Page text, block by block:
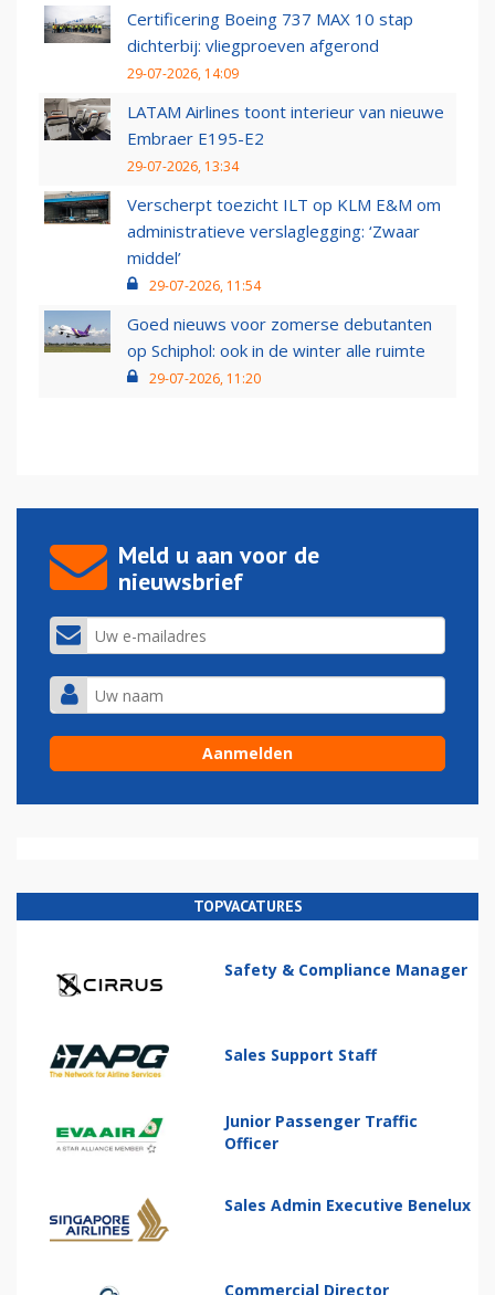
Certificering Boeing 737 MAX 10 stap
dichterbij: vliegproeven afgerond
29-07-2026, 14:09
LATAM Airlines toont interieur van nieuwe
Embraer E195-E2
29-07-2026, 13:34
Verscherpt toezicht ILT op KLM E&M om
administratieve verslaglegging: ‘Zwaar
middel’
29-07-2026, 11:54
Goed nieuws voor zomerse debutanten
op Schiphol: ook in de winter alle ruimte
29-07-2026, 11:20
Meld u aan voor de
nieuwsbrief
TOPVACATURES
Safety & Compliance Manager
Sales Support Staff
Junior Passenger Traffic
Officer
Sales Admin Executive Benelux
Commercial Director